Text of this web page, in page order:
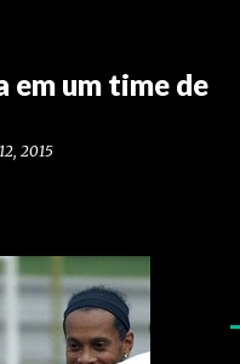
em um time de
2015